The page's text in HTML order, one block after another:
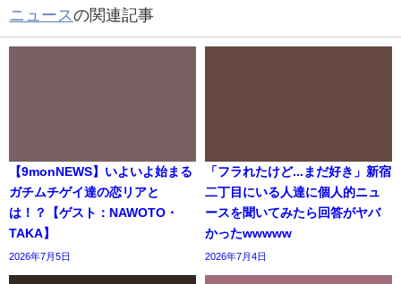
ニュースの関連記事
【9monNEWS】いよいよ始まる
ガチムチゲイ達の恋リアと
は！？【ゲスト：NAWOTO・
TAKA】
2026年7月5日
「フラれたけど...まだ好き」新宿
二丁目にいる人達に個人的ニュ
ースを聞いてみたら回答がヤバ
かったwwwww
2026年7月4日